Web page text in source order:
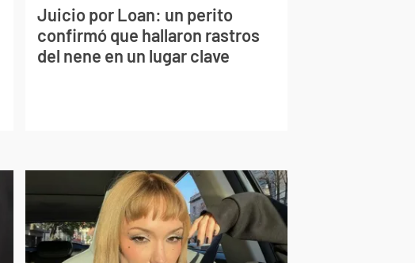
Juicio por Loan: un perito
confirmó que hallaron rastros
del nene en un lugar clave